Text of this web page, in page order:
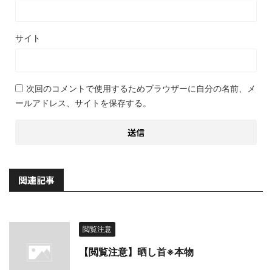
サイト
次回のコメントで使用するためブラウザーに自分の名前、メ
ールアドレス、サイトを保存する。
関連記事
閲覧注意
【閲覧注意】晒し首※本物